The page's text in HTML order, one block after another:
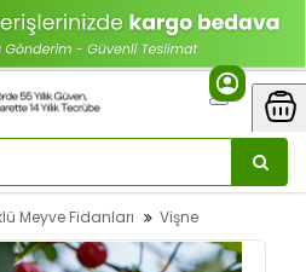
Meyve Fidanları Vişne